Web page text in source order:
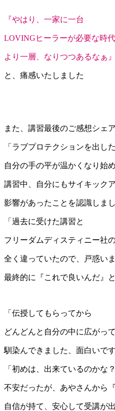
『やはり、一家に一台
LOVINGヒーラーが必要な時
より一層、なりつつあるなぁ』
と、痛感いたしました
また、講習最後のご感想シェ
「ラブプロテクションを出し
自分の手の平が温かくなり始め
講習中、自分にもサイキック
影響があったことを認識しまし
「過去に受けた講習と
フリーダムディスティニー社
全く違っていたので、戸惑い
最終的に『これで良いんだ』
「伝授してもらってから
どんどんと自分の中に広がっ
馴染んできました、面白いです
「初めは、出来ているのかな
不安だったが、あやさんから
自信が持て、安心して受講が